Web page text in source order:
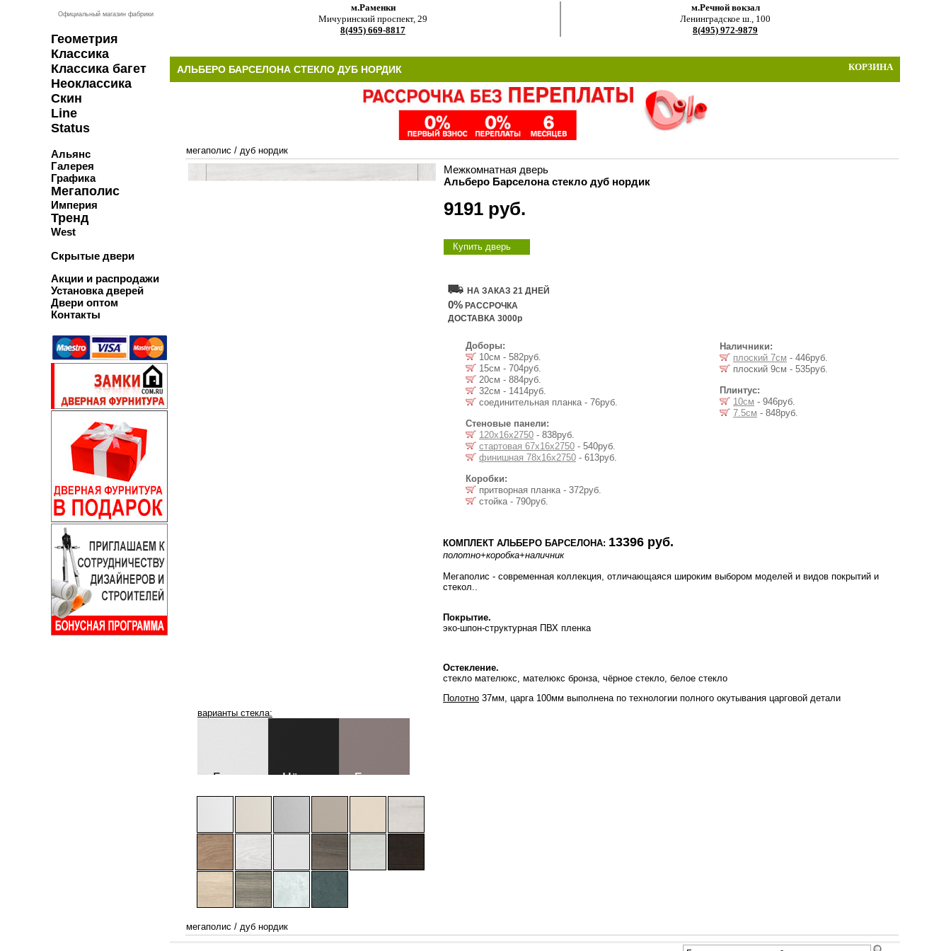
Официальный магазин фабрики
Геометрия
Классика
Классика багет
Неоклассика
Скин
Line
Status
Альянс
Галерея
Графика
Мегаполис
Империя
Тренд
West
Скрытые двери
Акции и распродажи
Установка дверей
Двери оптом
Контакты
м.Раменки
Мичуринский проспект, 29
8(495) 669-8817
м.Речной вокзал
Ленинградское ш., 100
8(495) 972-9879
КОРЗИНА
АЛЬБЕРО БАРСЕЛОНА СТЕКЛО ДУБ НОРДИК
мегаполис / дуб нордик
варианты стекла:
Межкомнатная дверь
Альберо Барселона стекло дуб нордик
9191 руб.
Купить дверь
НА ЗАКАЗ 21 ДНЕЙ
0% РАССРОЧКА
ДОСТАВКА 3000р
Доборы:
10см - 582руб.
15см - 704руб.
20см - 884руб.
32см - 1414руб.
соединительная планка - 76руб.
Стеновые панели:
120х16х2750 - 838руб.
стартовая 67х16х2750 - 540руб.
финишная 78х16х2750 - 613руб.
Коробки:
притворная планка - 372руб.
стойка - 790руб.
Наличники:
плоский 7см - 446руб.
плоский 9см - 535руб.
Плинтус:
10см - 946руб.
7.5см - 848руб.
КОМПЛЕКТ АЛЬБЕРО БАРСЕЛОНА: 13396 руб.
полотно+коробка+наличник
Мегаполис - современная коллекция, отличающаяся широким выбором моделей и видов покрытий и
стекол..
Покрытие.
эко-шпон-структурная ПВХ пленка
Остекление.
стекло мателюкс, мателюкс бронза, чёрное стекло, белое стекло
Полотно 37мм, царга 100мм выполнена по технологии полного окутывания царговой детали
мегаполис / дуб нордик